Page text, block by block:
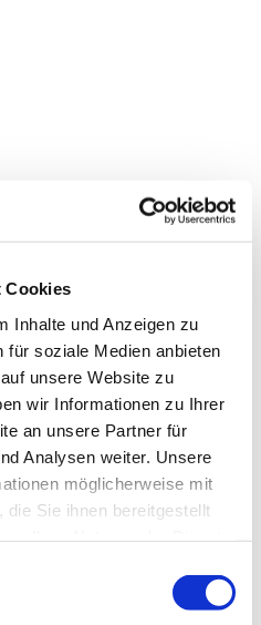
Cookies
Inhalte und Anzeigen zu
für soziale Medien anbieten
unsere Website zu
wir Informationen zu Ihrer
an unsere Partner für
Analysen weiter. Unsere
möglicherweise mit
Sie ihnen bereitgestellt
und 18 Uhr Hl.
Uhr: Impuls 5 vor